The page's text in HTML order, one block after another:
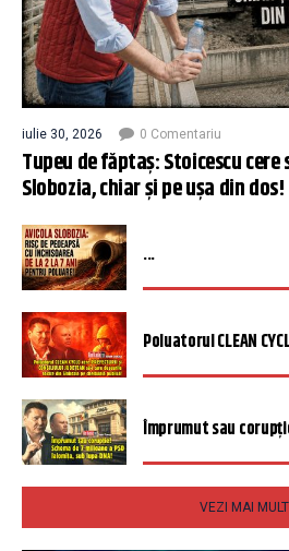
iulie 30, 2026 0 Comentariu
Tupeu de făptaș: Stoicescu cere
Slobozia, chiar și pe ușa din dos!
...
Poluatorul CLEAN
Împrumut sau
VEZI MAI MULT